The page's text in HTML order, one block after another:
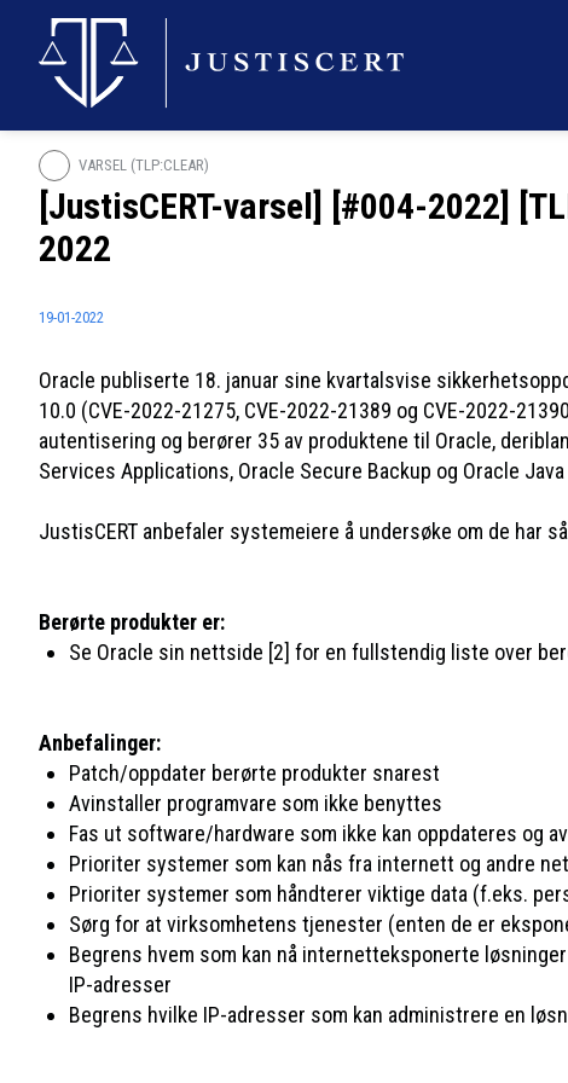
VARSEL (TLP:CLEAR)
[JustisCERT-varsel] [#004-2022]
2022
19-01-2022
Oracle publiserte 18. januar sine kvartalsvise
10.0 (CVE-2022-21275, CVE-2022-21389 og CVE-2022-
autentisering og berører 35 av produktene til Oracle,
Services Applications, Oracle Secure Backup og Oracle Java
JustisCERT anbefaler systemeiere å undersøke om de har
Berørte produkter er:
Se Oracle sin nettside [2] for en fullstendig liste over
Anbefalinger:
Patch/oppdater berørte produkter snarest
Avinstaller programvare som ikke benyttes
Fas ut software/hardware som ikke kan oppdateres og
Prioriter systemer som kan nås fra internett og andre
Prioriter systemer som håndterer viktige data (f.eks.
Sørg for at virksomhetens tjenester (enten de er
Begrens hvem som kan nå internetteksponerte
IP-adresser
Begrens hvilke IP-adresser som kan administrere en